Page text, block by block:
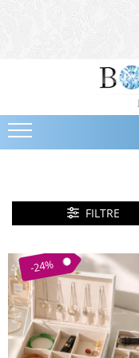
Bijuterii
Cercei
Bratari
Destinatari
Bijuterii Femei
Bijuterii Copii
Bijuterii Mirese
Selectii
FILTRE
-24%